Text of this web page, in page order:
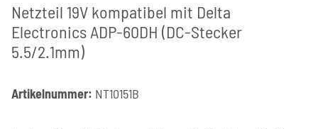
Netzteil 19V kompatibel mit Delta
Electronics ADP-60DH (DC-Stecker
5.5/2.1mm)
Artikelnummer: NT10151B